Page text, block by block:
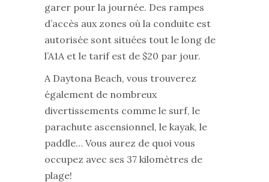
garer pour la journée. Des rampes
d’accès aux zones où la conduite est
autorisée sont situées tout le long de
l’A1A et le tarif est de $20 par jour.
A Daytona Beach, vous trouverez
également de nombreux
divertissements comme le surf, le
parachute ascensionnel, le kayak, le
paddle… Vous aurez de quoi vous
occupez avec ses 37 kilomètres de
plage!